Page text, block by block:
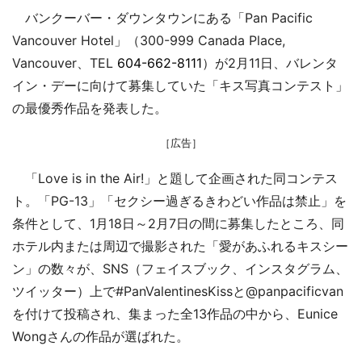
バンクーバー・ダウンタウンにある「Pan Pacific
Vancouver Hotel」（300-999 Canada Place,
Vancouver、TEL 604-662-8111）が2月11日、バレンタ
イン・デーに向けて募集していた「キス写真コンテスト」
の最優秀作品を発表した。
［広告］
「Love is in the Air!」と題して企画された同コンテス
ト。「PG-13」「セクシー過ぎるきわどい作品は禁止」を
条件として、1月18日～2月7日の間に募集したところ、同
ホテル内または周辺で撮影された「愛があふれるキスシー
ン」の数々が、SNS（フェイスブック、インスタグラム、
ツイッター）上で#PanValentinesKissと@panpacificvan
を付けて投稿され、集まった全13作品の中から、Eunice
Wongさんの作品が選ばれた。